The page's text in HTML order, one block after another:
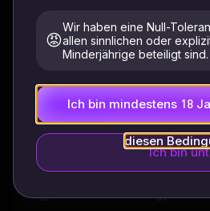
😡
Wir haben eine Null-
allen sinnlichen oder
Minderjährige beteiligt sind.
Ich bin mindestens 18
diesen
Ich bin
Beschreiben Sie Ihre Idee
Videodauer
5s
3 5